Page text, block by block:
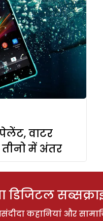
वाटर
तीनो में अंतर
डिजिटल
कहानियां और